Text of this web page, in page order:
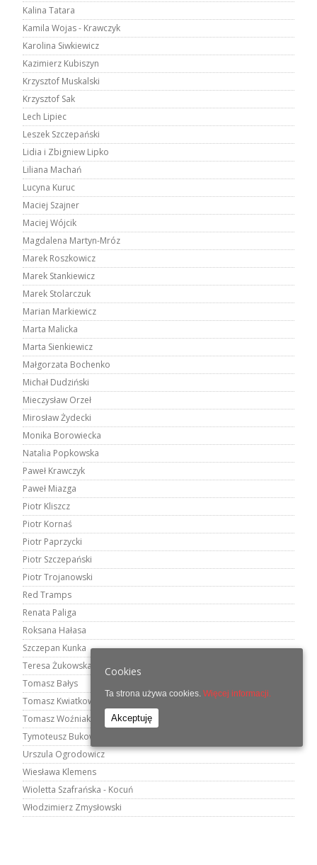
Kalina Tatara
Kamila Wojas - Krawczyk
Karolina Siwkiewicz
Kazimierz Kubiszyn
Krzysztof Muskalski
Krzysztof Sak
Lech Lipiec
Leszek Szczepański
Lidia i Zbigniew Lipko
Liliana Machań
Lucyna Kuruc
Maciej Szajner
Maciej Wójcik
Magdalena Martyn-Mróz
Marek Roszkowicz
Marek Stankiewicz
Marek Stolarczuk
Marian Markiewicz
Marta Malicka
Marta Sienkiewicz
Małgorzata Bochenko
Michał Dudziński
Mieczysław Orzeł
Mirosław Żydecki
Monika Borowiecka
Natalia Popkowska
Paweł Krawczyk
Paweł Miazga
Piotr Kliszcz
Piotr Kornaś
Piotr Paprzycki
Piotr Szczepański
Piotr Trojanowski
Red Tramps
Renata Paliga
Roksana Hałasa
Szczepan Kunka
Teresa Żukowska
Tomasz Bałys
Tomasz Kwiatkowski
Tomasz Woźniak
Tymoteusz Bukowski
Urszula Ogrodowicz
Wiesława Klemens
Wioletta Szafrańska - Kocuń
Włodzimierz Zmysłowski
Cookies
Ta strona używa cookies. Więcej informacji.
Akceptuję